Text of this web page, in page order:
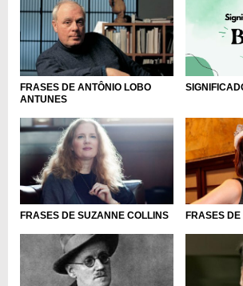
FRASES DE ANTÔNIO LOBO
ANTUNES
FRASES DE SUZANNE COLLINS FRASES